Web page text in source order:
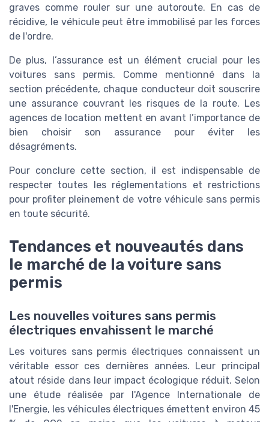
graves comme rouler sur une autoroute. En cas de
récidive, le véhicule peut être immobilisé par les forces
de l'ordre.
De plus, l’assurance est un élément crucial pour les
voitures sans permis. Comme mentionné dans la
section précédente, chaque conducteur doit souscrire
une assurance couvrant les risques de la route. Les
agences de location mettent en avant l’importance de
bien choisir son assurance pour éviter les
désagréments.
Pour conclure cette section, il est indispensable de
respecter toutes les réglementations et restrictions
pour profiter pleinement de votre véhicule sans permis
en toute sécurité.
Tendances et nouveautés dans
le marché de la voiture sans
permis
Les nouvelles voitures sans permis
électriques envahissent le marché
Les voitures sans permis électriques connaissent un
véritable essor ces dernières années. Leur principal
atout réside dans leur impact écologique réduit. Selon
une étude réalisée par l'Agence Internationale de
l'Energie, les véhicules électriques émettent environ 45